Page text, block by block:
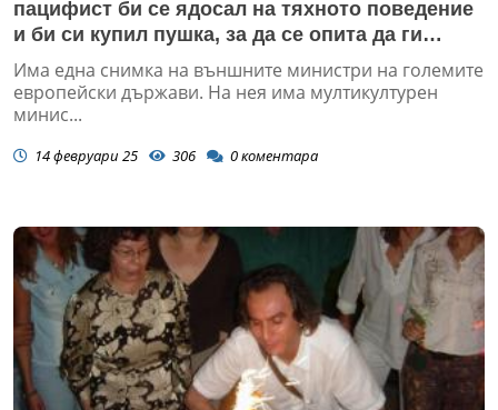
пацифист би се ядосал на тяхното поведение
и би си купил пушка, за да се опита да ги
вразуми
Има една снимка на външните министри на големите
европейски държави. На нея има мултикултурен
минис...
14 февруари 25 306 0коментара